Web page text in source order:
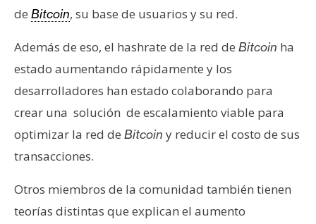
de Bitcoin, su base de usuarios y su red.
Además de eso, el hashrate de la red de Bitcoin ha
estado aumentando rápidamente y los
desarrolladores han estado colaborando para
crear una solución de escalamiento viable para
optimizar la red de Bitcoin y reducir el costo de sus
transacciones.
Otros miembros de la comunidad también tienen
teorías distintas que explican el aumento